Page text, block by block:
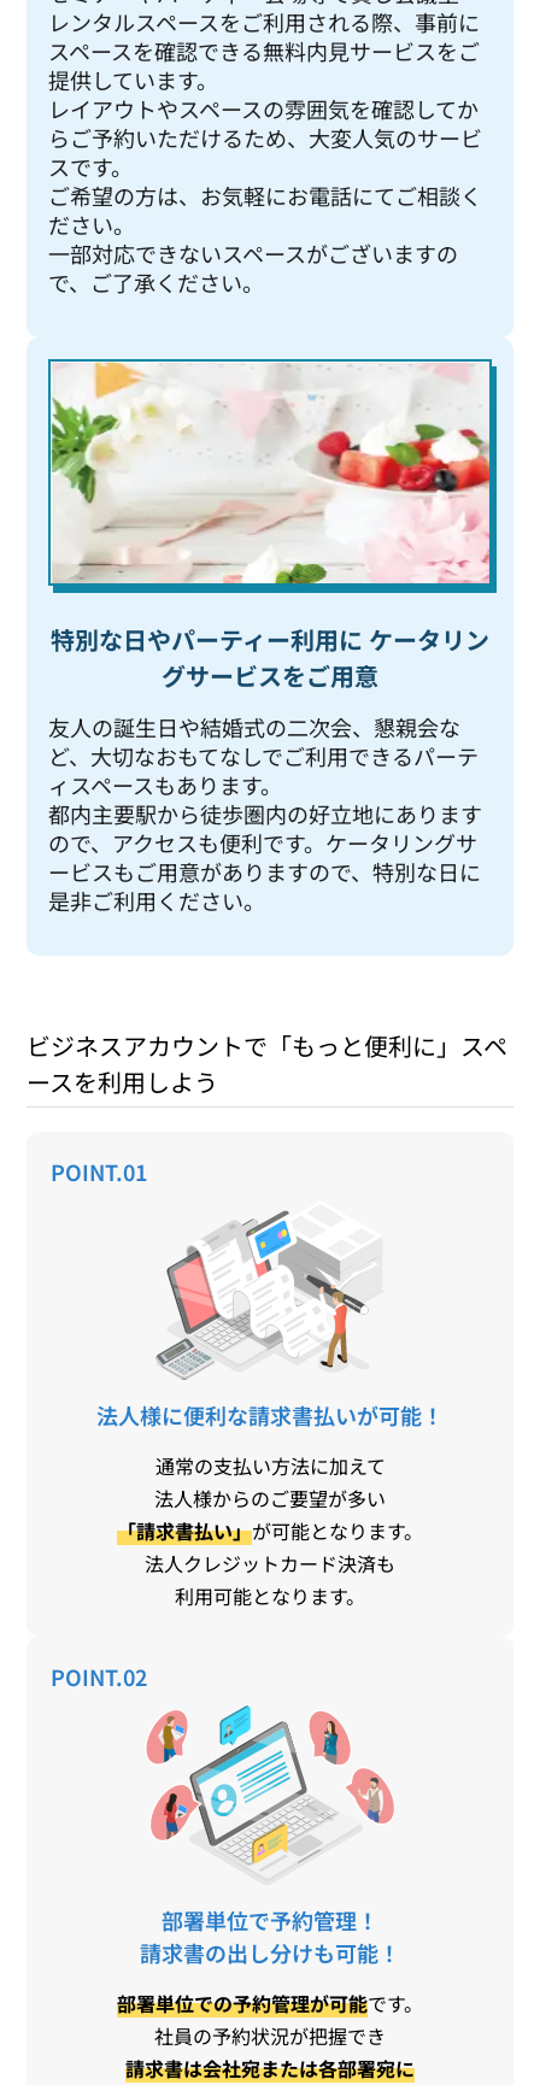
レンタルスペースをご利用される際、事前に
スペースを確認できる無料内見サービスをご
提供しています。
レイアウトやスペースの雰囲気を確認してか
らご予約いただけるため、大変人気のサービ
スです。
ご希望の方は、お気軽にお電話にてご相談く
ださい。
一部対応できないスペースがございますの
で、ご了承ください。
特別な日やパーティー利用に ケータリン
グサービスをご用意
友人の誕生日や結婚式の二次会、懇親会な
ど、大切なおもてなしでご利用できるパーテ
ィスペースもあります。
都内主要駅から徒歩圏内の好立地にあります
ので、アクセスも便利です。ケータリングサ
ービスもご用意がありますので、特別な日に
是非ご利用ください。
ビジネスアカウントで「もっと便利に」スペ
ースを利用しよう
POINT.01
法人様に便利な請求書払いが可能！
通常の支払い方法に加えて
法人様からのご要望が多い
「請求書払い」が可能となります。
法人クレジットカード決済も
利用可能となります。
POINT.02
部署単位で予約管理！
請求書の出し分けも可能！
部署単位での予約管理が可能です。
社員の予約状況が把握でき
請求書は会社宛または各部署宛に